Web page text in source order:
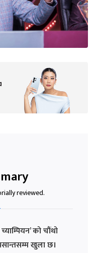
reviewed.
को चौंथो
खुला छ।